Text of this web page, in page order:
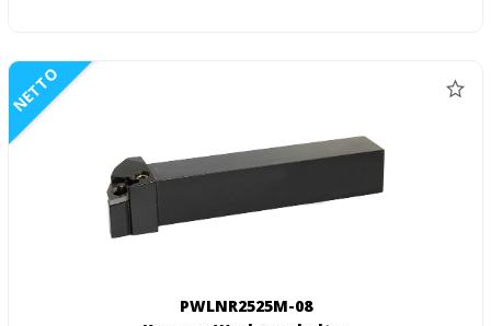
NETTO
PWLNR2525M-08